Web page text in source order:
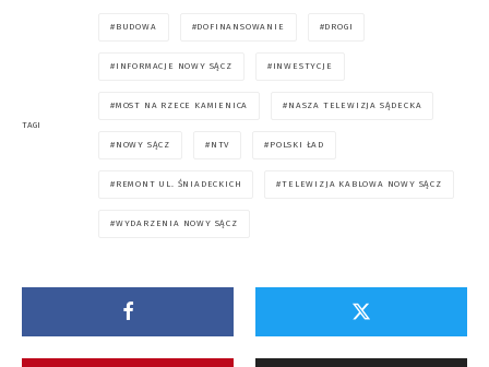
TAGI
BUDOWA DOFINANSOWANIE DROGI
INFORMACJE NOWY SĄCZ INWESTYCJE
MOST NA RZECE KAMIENICA NASZA TELEWIZJA SĄDECKA
NOWY SĄCZ NTV POLSKI ŁAD
REMONT UL. ŚNIADECKICH TELEWIZJA KABLOWA NOWY SĄCZ
WYDARZENIA NOWY SĄCZ